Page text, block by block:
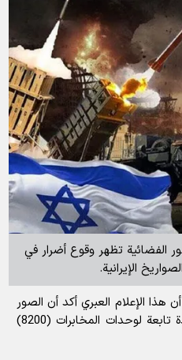
الفضائية تظهر وقوع أضرار في
الإيرانية.
الإعلام العبري أكد أن الصور
الفضائية تشير أيضاً إلى إصابة محتملة لصاروخ بقاعدة تابعة لوحدات المخابرات (8200)